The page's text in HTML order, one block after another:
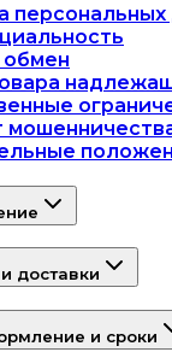
персональных
обмен
доставки
и сроки